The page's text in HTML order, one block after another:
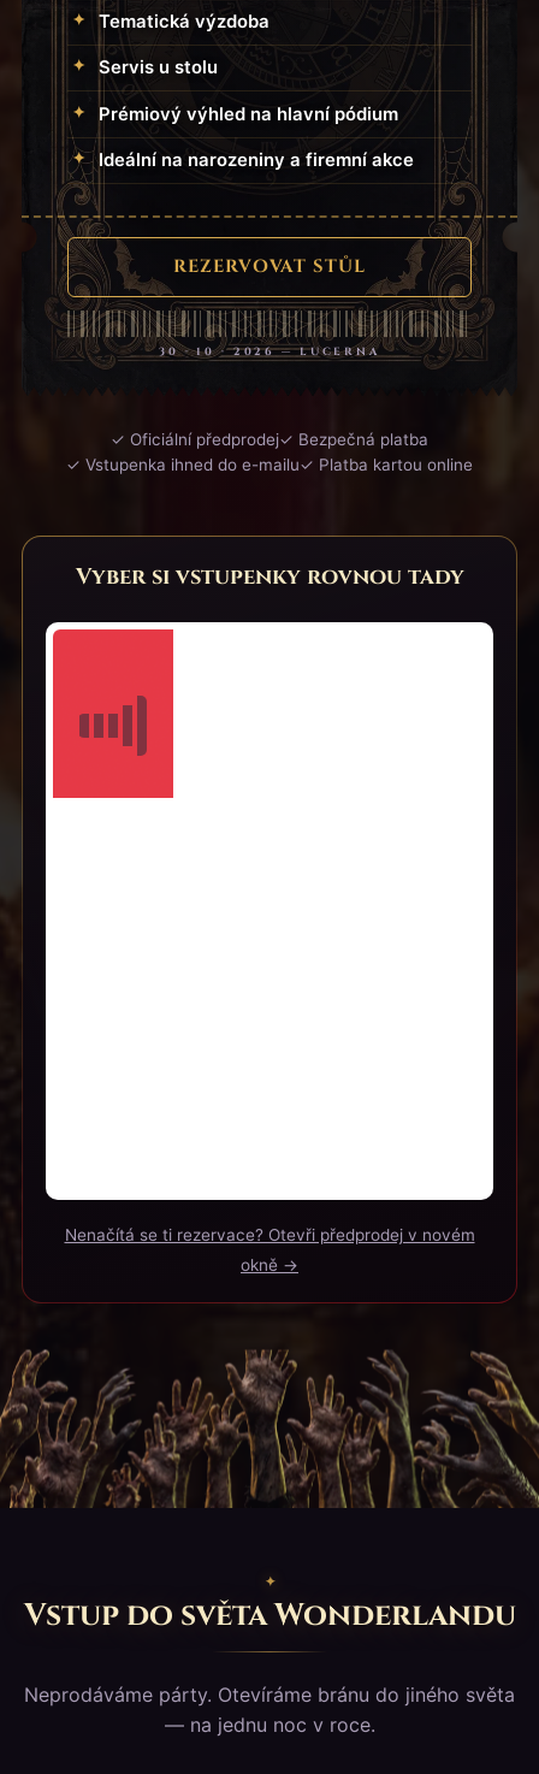
Tematická výzdoba
Servis u stolu
Prémiový výhled na hlavní pódium
Ideální na narozeniny a firemní akce
REZERVOVAT STŮL
30 · 10 · 2026 — LUCERNA
✓ Oficiální předprodej✓ Bezpečná platba
✓ Vstupenka ihned do e-mailu✓ Platba kartou online
Vyber si vstupenky rovnou tady
Nenačítá se ti rezervace? Otevři předprodej v novém
okně →
Vstup do světa Wonderlandu
Neprodáváme párty. Otevíráme bránu do jiného světa
— na jednu noc v roce.